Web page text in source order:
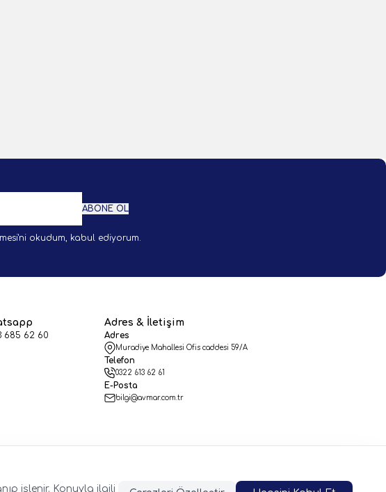
ABONE OL
okudum, kabul ediyorum.
685 62 60
Adres & İletişim
Adres
Muradiye Mahallesi Ofis caddesi 59/A
Telefon
0322 613 62 61
E-Posta
bilgi@avmar.com.tr
işlenir. Konuyla ilgili